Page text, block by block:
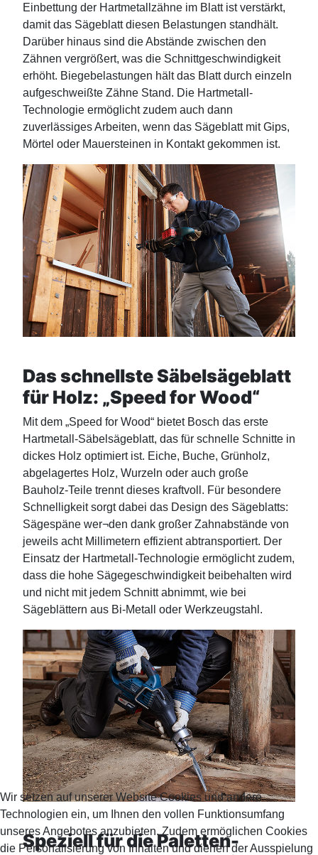
Einbettung der Hartmetallzähne im Blatt ist verstärkt,
damit das Sägeblatt diesen Belastungen standhält.
Darüber hinaus sind die Abstände zwischen den
Zähnen vergrößert, was die Schnittgeschwindigkeit
erhöht. Biegebelastungen hält das Blatt durch einzeln
aufgeschweißte Zähne Stand. Die Hartmetall-
Technologie ermöglicht zudem auch dann
zuverlässiges Arbeiten, wenn das Sägeblatt mit Gips,
Mörtel oder Mauersteinen in Kontakt gekommen ist.
Das schnellste Säbelsägeblatt
für Holz: „Speed for Wood“
Mit dem „Speed for Wood“ bietet Bosch das erste
Hartmetall-Säbelsägeblatt, das für schnelle Schnitte in
dickes Holz optimiert ist. Eiche, Buche, Grünholz,
abgelagertes Holz, Wurzeln oder auch große
Bauholz-Teile trennt dieses kraftvoll. Für besondere
Schnelligkeit sorgt dabei das Design des Sägeblatts:
Sägespäne wer¬den dank großer Zahnabstände von
jeweils acht Millimetern effizient abtransportiert. Der
Einsatz der Hartmetall-Technologie ermöglicht zudem,
dass die hohe Sägegeschwindigkeit beibehalten wird
und nicht mit jedem Schnitt abnimmt, wie bei
Sägeblättern aus Bi-Metall oder Werkzeugstahl.
Speziell für die Paletten-
Wir setzen auf unserer Website Cookies und andere
Technologien ein, um Ihnen den vollen Funktionsumfang
unseres Angebotes anzubieten. Zudem ermöglichen Cookies
die Personalisierung von Inhalten und dienen der Ausspielung